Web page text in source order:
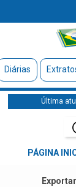
Diárias
Última
PÁGINA